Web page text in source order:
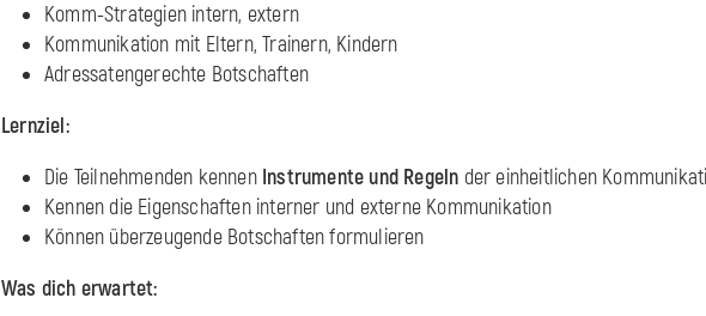
Komm-Strategien intern, extern
Kommunikation mit Eltern, Trainern, Kindern
Adressatengerechte Botschaften
Lernziel:
Die Teilnehmenden kennen Instrumente und Regeln der einheitlichen
Kennen die Eigenschaften interner und externe Kommunikation
Können überzeugende Botschaften formulieren
Was dich erwartet: